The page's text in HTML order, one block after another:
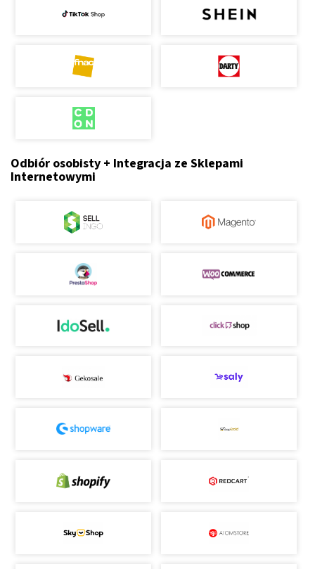
Odbiór osobisty + Integracja ze Sklepami
Internetowymi